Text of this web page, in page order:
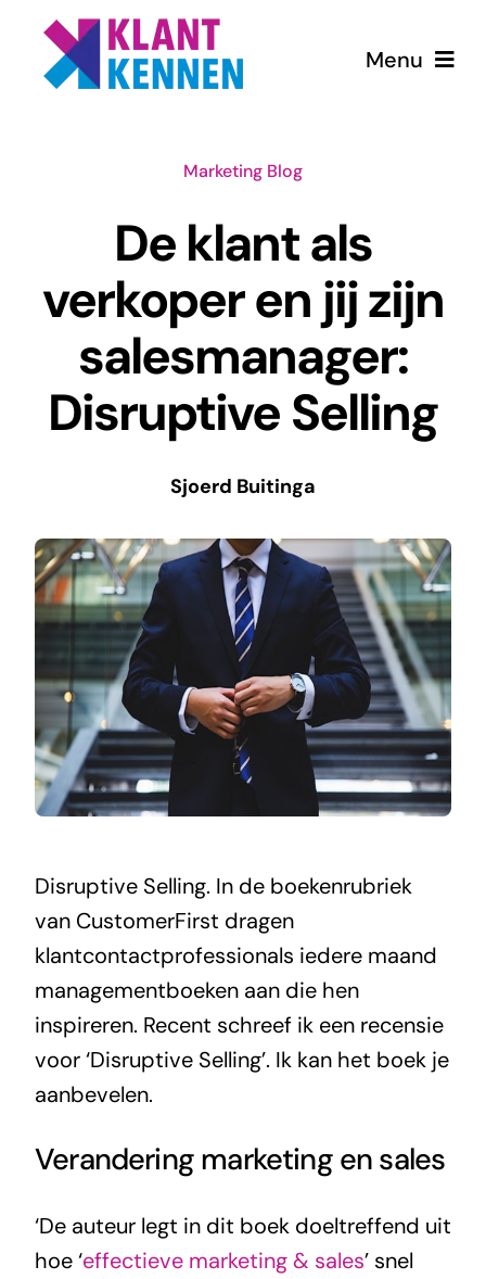
inhoud
Menu
Over ons
Marketing Blog
De klant als
verkoper en jij zijn
salesmanager:
Disruptive Selling
Sjoerd Buitinga
Disruptive Selling. In de boekenrubriek
van CustomerFirst dragen
klantcontactprofessionals iedere maand
managementboeken aan die hen
inspireren. Recent schreef ik een recensie
voor ‘Disruptive Selling’. Ik kan het boek je
aanbevelen.
Verandering marketing en sales
‘De auteur legt in dit boek doeltreffend uit
hoe ‘effectieve marketing & sales’ snel